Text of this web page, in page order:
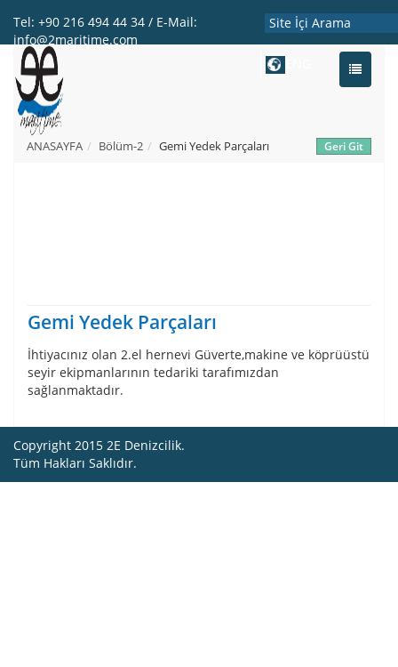
Tel: +90 216 494 44 34 / E-Mail:
info@2maritime.com
Toggle
ANASAYFA Bölüm-2 Gemi Yedek Parçaları
Gemi Yedek Parçaları
İhtiyacınız olan 2.el hernevi Güverte,makine ve köprüüstü
seyir ekipmanlarının tedariki tarafımızdan
sağlanmaktadır.
Copyright 2015 2E Denizcilik.
Tüm Hakları Saklıdır.